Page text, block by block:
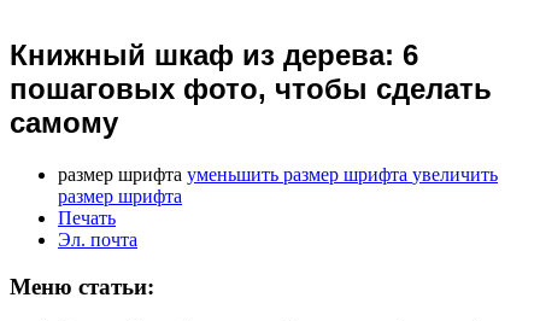
Книжный шкаф из дерева: 6
пошаговых фото, чтобы сделать
самому
размер шрифта уменьшить размер шрифта увеличить
размер шрифта
Печать
Эл. почта
Меню статьи: